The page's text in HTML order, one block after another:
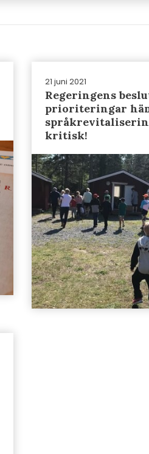
21 juni 2021
Regeringens
prioriteringar
kritisk!